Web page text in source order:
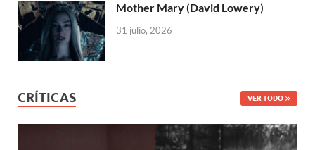
Mother Mary (David Lowery)
31 julio, 2026
CRÍTICAS VER TODO